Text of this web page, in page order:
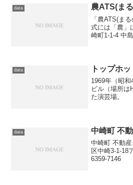
data 農ATS(ま
「農ATS(ま
式には「農」
崎町1-1-4 中
data トップホ
1969年（昭
ビル（場所は
た演芸場。
data 中崎町 不
中崎町 不動
区中崎3-1-18
6359-7146